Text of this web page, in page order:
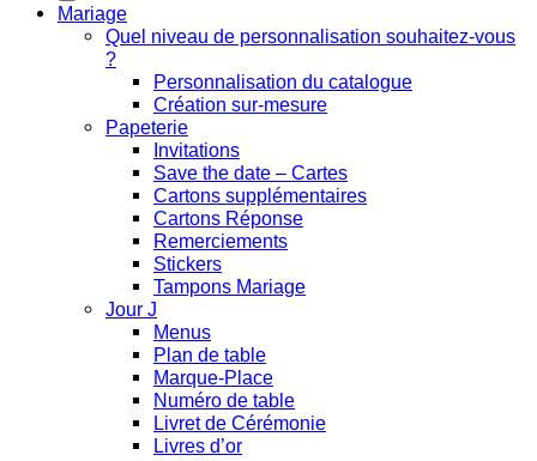
Mariage
Quel niveau de personnalisation souhaitez-vous
?
Personnalisation du catalogue
Création sur-mesure
Papeterie
Invitations
Save the date – Cartes
Cartons supplémentaires
Cartons Réponse
Remerciements
Stickers
Tampons Mariage
Jour J
Menus
Plan de table
Marque-Place
Numéro de table
Livret de Cérémonie
Livres d’or